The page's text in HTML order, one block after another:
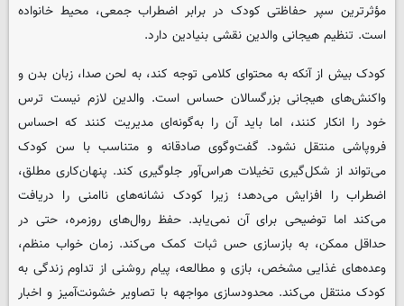
مؤثرترین سپر حفاظتی کودک در برابر اضطراب جمعی، محیط خانواده
است. تنظیم هیجانی والدین نقشی بنیادین دارد.
کودک بیش از آنکه به محتوای کلامی توجه کند، به لحن صدا، زبان بدن و
واکنش‌های هیجانی بزرگسالان حساس است. والدین لازم نیست ترس
خود را انکار کنند، اما باید آن را به‌گونه‌ای مدیریت کنند که احساس
فروپاشی منتقل نشود. گفت‌وگوی صادقانه و متناسب با سن کودک
می‌تواند از شکل‌گیری تخیلات هراس‌آور جلوگیری کند. پنهان‌کاری مطلق،
اضطراب را افزایش می‌دهد؛ زیرا کودک نشانه‌های ناامنی را دریافت
می‌کند اما توضیحی برای آن نمی‌یابد. حفظ روال‌های روزمره، حتی در
حداقل ممکن، به بازسازی حس ثبات کمک می‌کند. زمان خواب منظم،
وعده‌های غذایی مشخص، بازی و مطالعه، پیام روشنی از تداوم زندگی به
کودک منتقل می‌کند. محدودسازی مواجهه با تصاویر خشونت‌آمیز و اخبار